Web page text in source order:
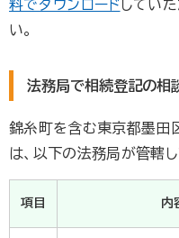
料でダウンロード してい
い。
法務局で相続登記の相
錦糸町を含む東京都墨田
は、以下の法務局が管轄し
項目 内